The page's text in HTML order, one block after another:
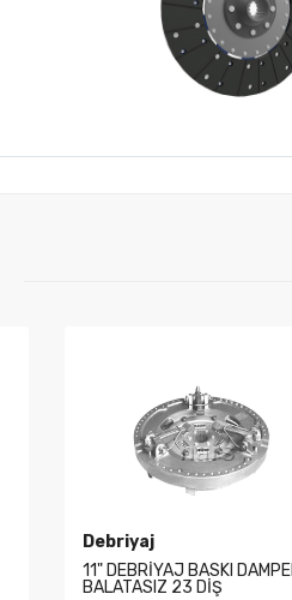
Debriyaj
11" DEBRİYAJ BASKI
BALATASIZ 23 DİŞ